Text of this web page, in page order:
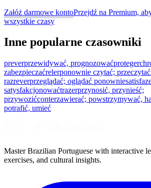
Załóż darmowe kontoPrzejdź na Premium,
wszystkie czasy
Inne popularne czasowniki
preverprzewidywać, prognozowaćproteger
zabezpieczaćrelerponownie czytać;
razreverprzeglądać; oglądać ponownie
satysfakcjonowaćtrazerprzynosić, przynieść;
przywozićconterzawierać; powstrzymywać,
potrafić, umieć
Master Brazilian Portuguese with interactive
exercises, and cultural insights.